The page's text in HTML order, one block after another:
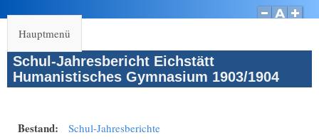
Hauptmenü
Schul-Jahresbericht Eichstätt
Humanistisches Gymnasium 1903/1904
Bestand: Schul-Jahresberichte